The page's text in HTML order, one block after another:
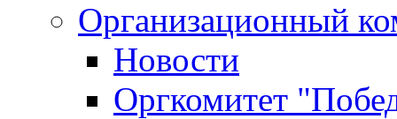
Организационный
Новости
Оргкомитет